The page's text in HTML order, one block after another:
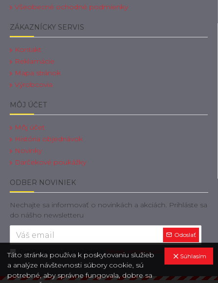
Všeobecné ochodné podmienky
ZÁKAZNÍCKY SERVIS
Kontakt
Reklamácie
Mapa stránok
Výrobcovia
MÔJ ÚČET
Môj účet
História objednávok
Novinky
Darčekové poukážky
ODBER NOVINIEK
Nechajte sa informovať o novinkách a akciách. Prihláste sa
do nášho newsletteru
Odoslať
Prečítal(a) som si a súhlasím s Zásady ochrany osobných údajov
Súhlasím
Táto stránka používa k poskytovaniu služieb
a analýze návštevnosti súbory cookie, sú
potrebné, aby správne fungovala, dobre sa